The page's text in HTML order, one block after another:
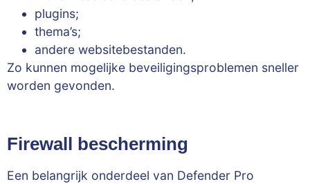
plugins;
thema’s;
andere websitebestanden.
Zo kunnen mogelijke beveiligingsproblemen sneller
worden gevonden.
Firewall bescherming
Een belangrijk onderdeel van Defender Pro